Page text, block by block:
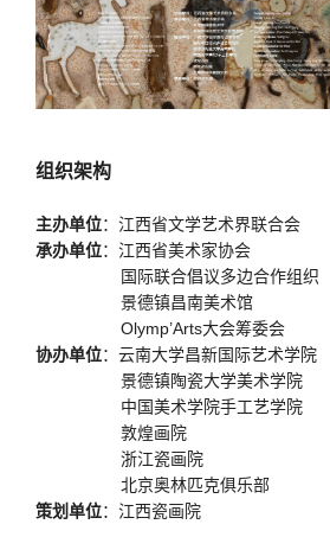
组织架构
主办单位：江西省文学艺术界联合会
承办单位：江西省美术家协会
国际联合倡议多边合作组织
景德镇昌南美术馆
Olymp’Arts大会筹委会
协办单位：云南大学昌新国际艺术学院
景德镇陶瓷大学美术学院
中国美术学院手工艺学院
敦煌画院
浙江瓷画院
北京奥林匹克俱乐部
策划单位：江西瓷画院